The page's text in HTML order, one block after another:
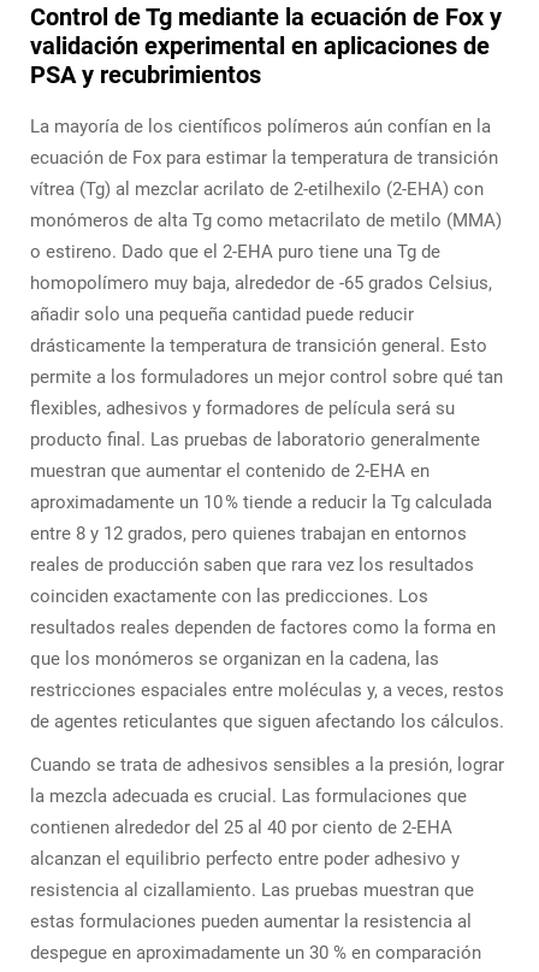
Control de Tg mediante la ecuación de Fox y
validación experimental en aplicaciones de
PSA y recubrimientos
La mayoría de los científicos polímeros aún confían en la
ecuación de Fox para estimar la temperatura de transición
vítrea (Tg) al mezclar acrilato de 2-etilhexilo (2-EHA) con
monómeros de alta Tg como metacrilato de metilo (MMA)
o estireno. Dado que el 2-EHA puro tiene una Tg de
homopolímero muy baja, alrededor de -65 grados Celsius,
añadir solo una pequeña cantidad puede reducir
drásticamente la temperatura de transición general. Esto
permite a los formuladores un mejor control sobre qué tan
flexibles, adhesivos y formadores de película será su
producto final. Las pruebas de laboratorio generalmente
muestran que aumentar el contenido de 2-EHA en
aproximadamente un 10 % tiende a reducir la Tg calculada
entre 8 y 12 grados, pero quienes trabajan en entornos
reales de producción saben que rara vez los resultados
coinciden exactamente con las predicciones. Los
resultados reales dependen de factores como la forma en
que los monómeros se organizan en la cadena, las
restricciones espaciales entre moléculas y, a veces, restos
de agentes reticulantes que siguen afectando los cálculos.
Cuando se trata de adhesivos sensibles a la presión, lograr
la mezcla adecuada es crucial. Las formulaciones que
contienen alrededor del 25 al 40 por ciento de 2-EHA
alcanzan el equilibrio perfecto entre poder adhesivo y
resistencia al cizallamiento. Las pruebas muestran que
estas formulaciones pueden aumentar la resistencia al
despegue en aproximadamente un 30 % en comparación